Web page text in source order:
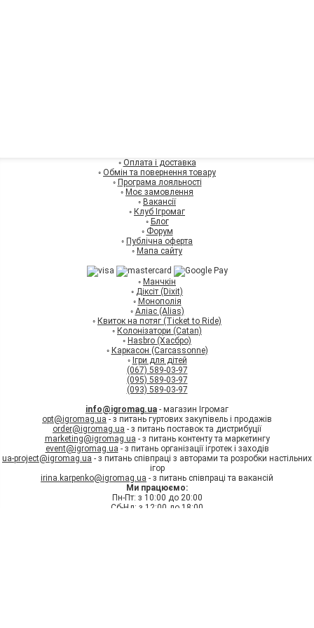
◦ Оплата і доставка
◦ Обмін та повернення товару
◦ Програма лояльності
◦ Моє замовлення
◦ Вакансії
◦ Клуб Ігромаг
◦ Блог
◦ Форум
◦ Публічна оферта
◦ Мапа сайту
◦ Манчкін
◦ Діксіт (Dixit)
◦ Монополія
◦ Аліас (Alias)
◦ Квиток на потяг (Ticket to Ride)
◦ Колонізатори (Catan)
◦ Hasbro (Хасбро)
◦ Каркасон (Carcassonne)
◦ Ігри для дітей
(067) 589-03-97
(095) 589-03-97
(093) 589-03-97
info@igromag.ua - магазин Ігромаг
opt@igromag.ua - з питань гуртових закупівель і продажів
order@igromag.ua - з питань поставок та дистрибуції
marketing@igromag.ua - з питань контенту та маркетингу
event@igromag.ua - з питань організації ігротек і заходів
ua-project@igromag.ua - з питань співпраці з авторами та розробки настільних
ігор
irina.karpenko@igromag.ua - з питань співпраці та вакансій
Ми працюємо:
Пн-Пт: з 10:00 до 20:00
Сб-Нд: з 12:00 до 18:00